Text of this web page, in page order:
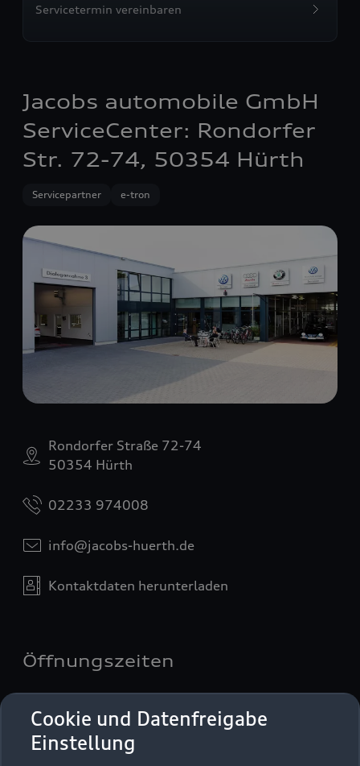
Cookie und Datenfreigabe
Einstellung
Servicetermin vereinbaren
Jacobs automobile GmbH
ServiceCenter: Rondorfer
Str. 72-74, 50354 Hürth
Servicepartner e-tron
Rondorfer Straße 72-74
50354 Hürth
02233 974008
info@jacobs-huerth.de
Kontaktdaten herunterladen
Öffnungszeiten
Service
Geöffnet bis17:30